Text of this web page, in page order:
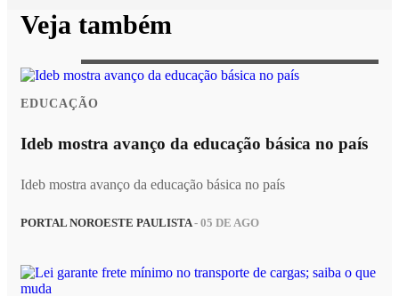
Veja também
EDUCAÇÃO
Ideb mostra avanço da educação básica no país
Ideb mostra avanço da educação básica no país
PORTAL NOROESTE PAULISTA- 05 DE AGO